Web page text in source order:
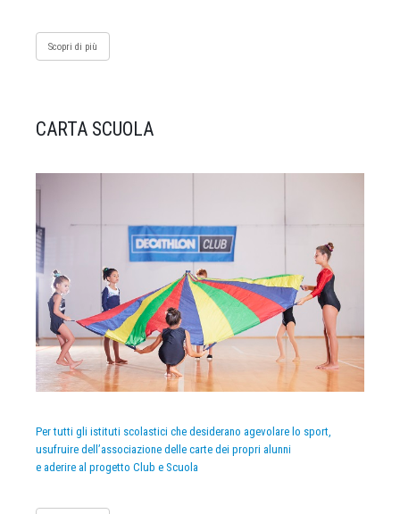
Scopri di più
CARTA SCUOLA
Per tutti gli istituti scolastici che desiderano agevolare lo sport,
usufruire dell’associazione delle carte dei propri alunni
e aderire al progetto Club e Scuola